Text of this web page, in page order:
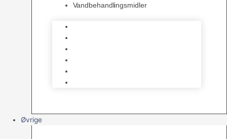
Vandbehandlingsmidler
Øvrige